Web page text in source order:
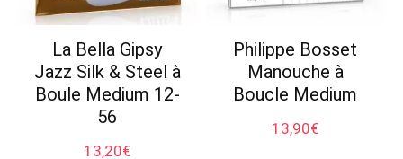
La Bella Gipsy
Jazz Silk & Steel à
Boule Medium 12-
56
13,20€
Philippe Bosset
Manouche à
Boucle Medium
13,90€